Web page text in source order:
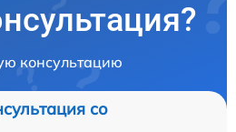
консультацию
со